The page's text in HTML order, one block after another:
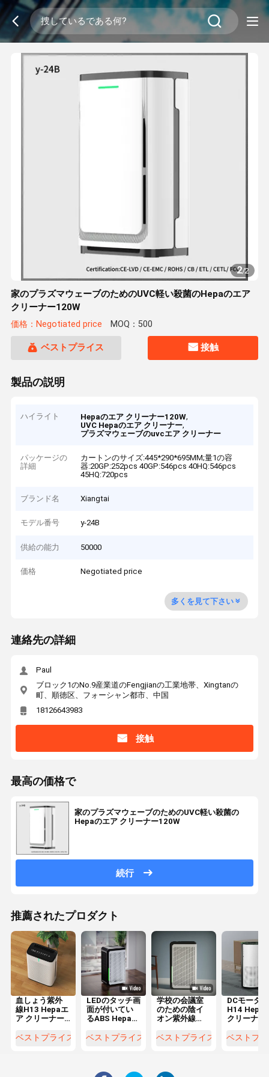
2/2
家のプラズマウェーブのためのUVC軽い殺菌のHepaのエア
クリーナー120W
価格：Negotiated price MOQ：500
ベストプライス 接触
製品の説明
ハイライト Hepaのエア クリーナー120W,
UVC Hepaのエア クリーナー,
プラズマウェーブのuvcエア クリーナー
パッケージの
詳細
カートンのサイズ:445*290*695MM;量1の容
器:20GP:252pcs 40GP:546pcs 40HQ:546pcs
45HQ:720pcs
ブランド名 Xiangtai
モデル番号 y-24B
供給の能力 50000
価格 Negotiated price
多くを見て下さい
連絡先の詳細
Paul
ブロック1のNo.9産業道のFengjianの工業地帯、Xingtanの
町、順徳区、フォーシャン都市、中国
18126643983
接触
最高の価格で
家のプラズマウェーブのためのUVC軽い殺菌の
Hepaのエア クリーナー120W
続行
推薦されたプロダクト
血しょう紫外
線H13 Hepaエ
ア クリーナー
の塵の毛の花
ベストプライス
LEDのタッチ画
面が付いてい
るABS Hepaの
ーの加湿器
ベストプライス
学校の会議室
のための陰イ
オン紫外線
付いている
ベストプライス
DCモーター
H14 Hepa
クリーナー
線センサー
ベストプ